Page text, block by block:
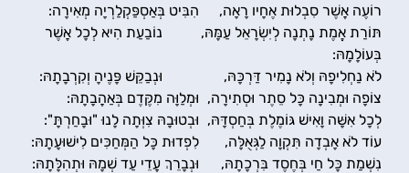
רוֹעֶה אֲשֶׁר סִבְלוּת אֶחָיו רָאָה, 	הִבִּיט בְּאַסְפַּקְלַרְיָה מְאִירָה:
תּוֹרַת אֱמֶת נָתְנָה לְיִשְׂרָאֵל עַמָּהּ, 	נוֹבַעַת הִיא לְכָל אֲשֶׁר
בְּעוֹלָמָהּ:
לֹא נַחְלִיפָהּ וְלֹא נָמִיר דַּרְכָּהּ, 		וּנְבַקֵּשׁ פָּנֶיהָ וְקִרְבָתָהּ:
צוֹפָה וּמְבִינָה כָּל סֵתֶר וּסְתִירָה, 	וּמְלַוָּה מִקֶּדֶם בְּאַהֲבָתָהּ:
לְכָל אִשָּׁה וָאִישׁ גּוֹמֶלֶת בְּחַסְדָּהּ, 	וּבְטוּבָהּ צִוְּתָה לָנוּ "וּבָחַרְתָּ":
עוֹד לֹא אָבְדָה תִּקְוָה לַגְּאֻלָּה, 	לִפְדוּת כָּל הַמְּחַכִּים לִישׁוּעָתָהּ:
נִשְׁמַת כָּל חַי בְּחֶסֶד בִּרְכָתָהּ, 	וּנְבָרֵךְ עֲדֵי עַד שְׁמָהּ וּתְהִלָּתָהּ: